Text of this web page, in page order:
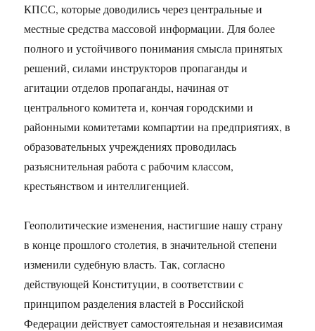
КПСС, которые доводились через центральные и
местные средства массовой информации. Для более
полного и устойчивого понимания смысла принятых
решений, силами инструкторов пропаганды и
агитации отделов пропаганды, начиная от
центрального комитета и, кончая городскими и
районными комитетами компартии на предприятиях, в
образовательных учреждениях проводилась
разъяснительная работа с рабочим классом,
крестьянством и интеллигенцией.
Геополитические изменения, настигшие нашу страну
в конце прошлого столетия, в значительной степени
изменили судебную власть. Так, согласно
действующей Конституции, в соответствии с
принципом разделения властей в Российской
Федерации действует самостоятельная и независимая